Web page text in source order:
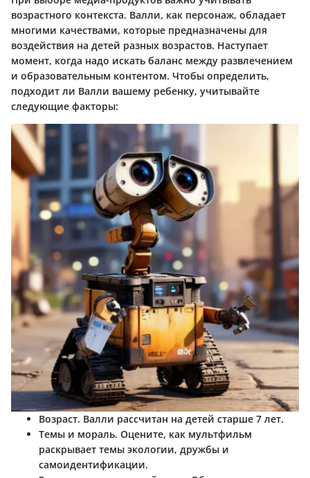
возрастного контекста. Валли, как персонаж, обладает
многими качествами, которые предназначены для
воздействия на детей разных возрастов. Наступает
момент, когда надо искать баланс между развлечением
и образовательным контентом. Чтобы определить,
подходит ли Валли вашему ребенку, учитывайте
следующие факторы:
Возраст. Валли рассчитан на детей старше 7 лет.
Темы и мораль. Оцените, как мультфильм
раскрывает темы экологии, дружбы и
самоидентификации.